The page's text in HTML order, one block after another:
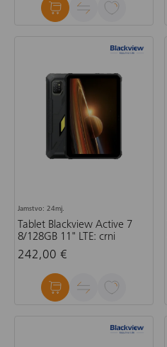
Jamstvo: 24mj.
Tablet Blackview Active 7
8/128GB 11" LTE: crni
242,00 €